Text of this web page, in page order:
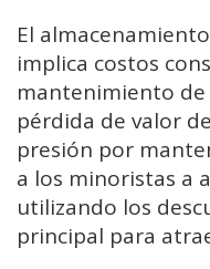
El
implica costos
mantenimiento de
pérdida de valor
presión por
a los minoristas a
utilizando los
principal para